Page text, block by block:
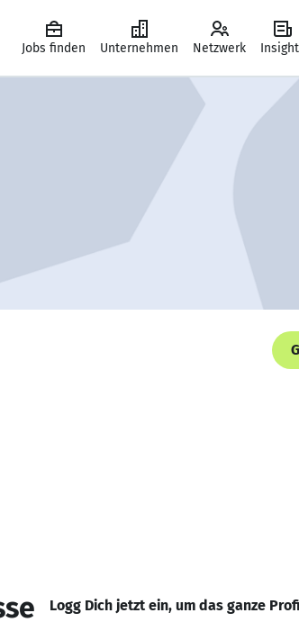
Jobs finden Unternehmen Netzwerk
Logg Dich jetzt ein, um das ganze